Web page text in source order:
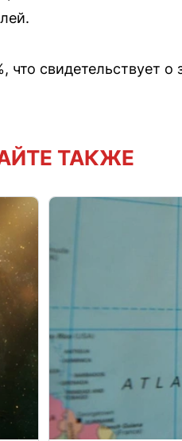
что свидетельствует о
ТАКЖЕ